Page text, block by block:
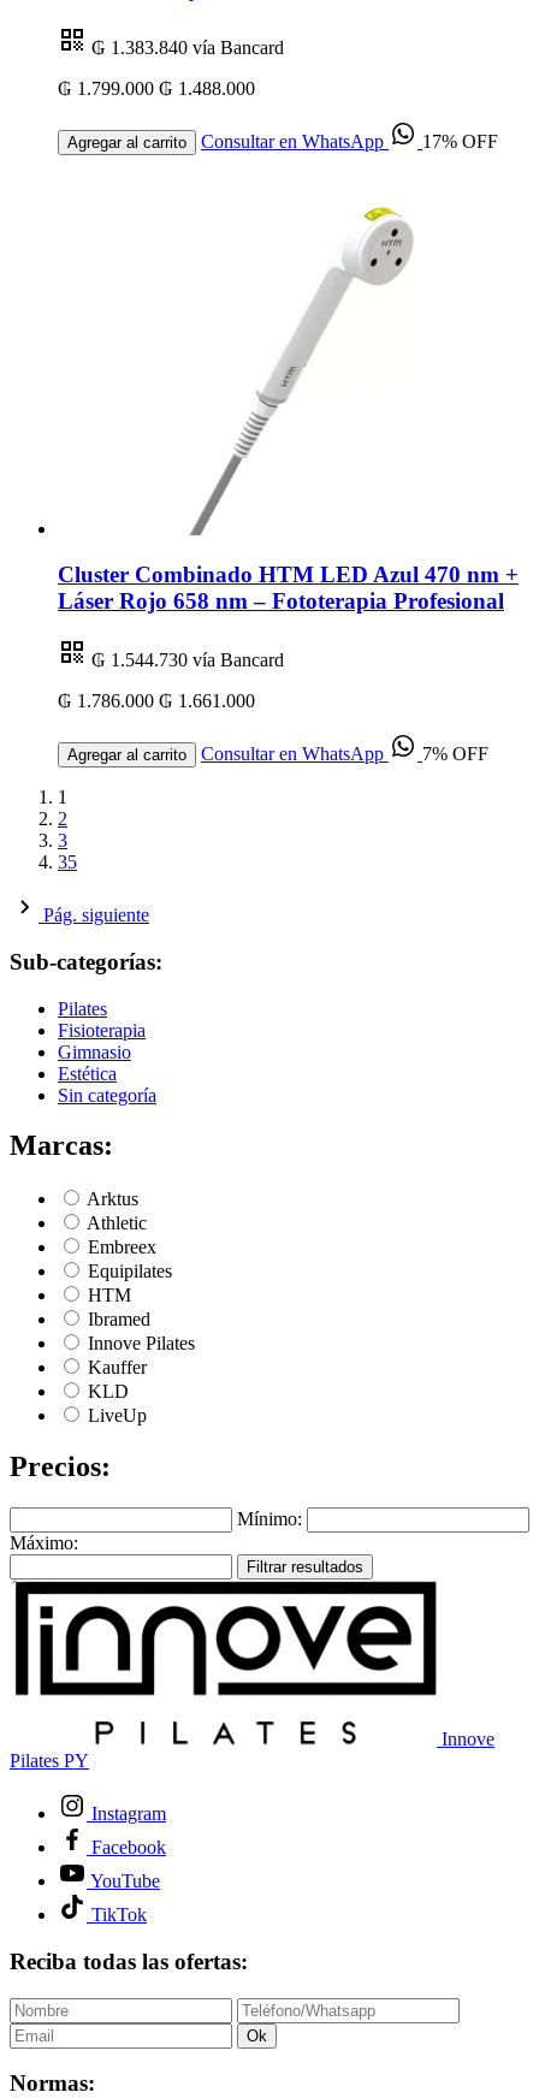
₲ 1.383.840 vía Bancard
₲ 1.799.000 ₲ 1.488.000
Agregar al carrito Consultar en WhatsApp 17% OFF
Cluster Combinado HTM LED Azul 470 nm +
Láser Rojo 658 nm – Fototerapia Profesional
₲ 1.544.730 vía Bancard
₲ 1.786.000 ₲ 1.661.000
Agregar al carrito Consultar en WhatsApp 7% OFF
1
2
3
35
Pág. siguiente
Sub-categorías:
Pilates
Fisioterapia
Gimnasio
Estética
Sin categoría
Marcas:
Arktus
Athletic
Embreex
Equipilates
HTM
Ibramed
Innove Pilates
Kauffer
KLD
LiveUp
Precios:
Mínimo:
Máximo:
Filtrar resultados
Innove
Pilates PY
Instagram
Facebook
YouTube
TikTok
Reciba todas las ofertas:
Ok
Normas: